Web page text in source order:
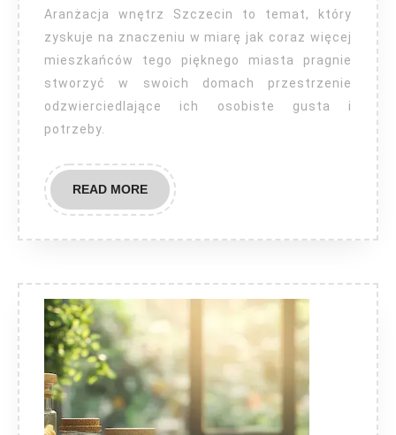
Aranżacja wnętrz Szczecin to temat, który
zyskuje na znaczeniu w miarę jak coraz więcej
mieszkańców tego pięknego miasta pragnie
stworzyć w swoich domach przestrzenie
odzwierciedlające ich osobiste gusta i
potrzeby.
READ MOREREAD
MORE